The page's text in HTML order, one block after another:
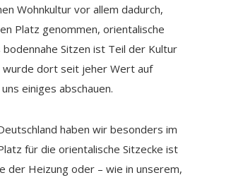
Wohnkultur vor allem dadurch,
Platz genommen, orientalische
Sitzen ist Teil der Kultur
wurde dort seit jeher Wert auf
einiges abschauen.
haben wir besonders im
für die orientalische Sitzecke ist
der Heizung oder – wie in unserem,